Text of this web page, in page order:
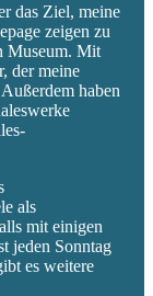
das Ziel, meine
zeigen zu
Museum. Mit
der meine
haben
als
mit einigen
jeden Sonntag
es weitere